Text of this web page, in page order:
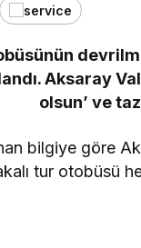
Aksaray
olsun’ ve
bilgiye göre
tur otobüsü